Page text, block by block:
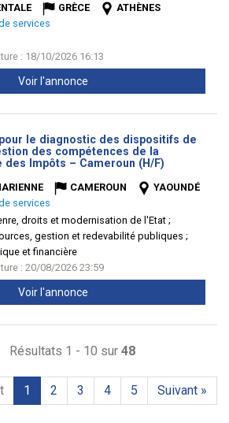
GRÈCE
ATHÈNES
services
: 18/10/2026 16:13
Voir l'annonce
le diagnostic des dispositifs de
des compétences de la
des Impôts – Cameroun (H/F)
CAMEROUN
YAOUNDÉ
services
droits et modernisation de l'Etat ;
gestion et redevabilité publiques ;
et financière
: 20/08/2026 23:59
Voir l'annonce
Résultats 1 - 10 sur 48
1 2 3 4 5 Suivant »